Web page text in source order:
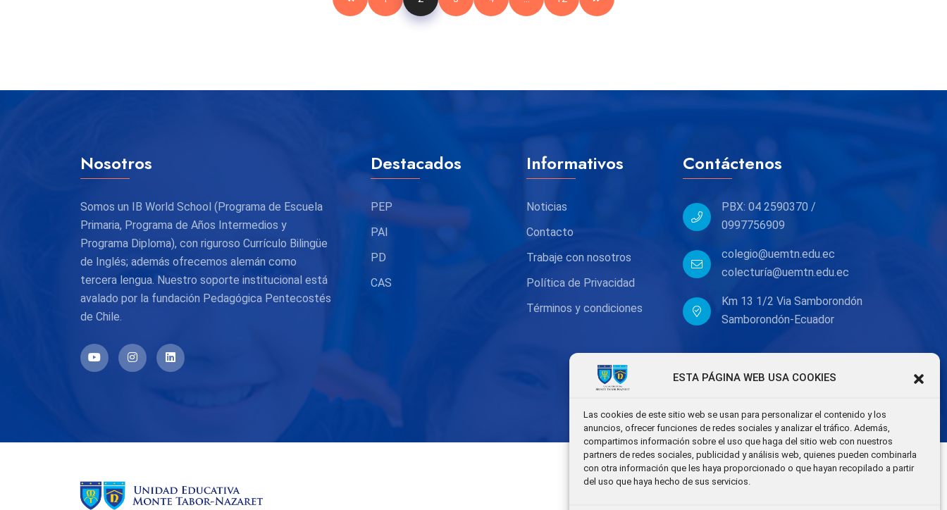
ESTA PÁGINA WEB USA COOKIES
Las cookies de este sitio web se usan para personalizar el contenido y los
anuncios, ofrecer funciones de redes sociales y analizar el tráfico. Además,
compartimos información sobre el uso que haga del sitio web con nuestros
partners de redes sociales, publicidad y análisis web, quienes pueden combinarla
con otra información que les haya proporcionado o que hayan recopilado a partir
del uso que haya hecho de sus servicios.
Nosotros
Somos un IB World School (Programa de Escuela
Primaria, Programa de Años Intermedios y
Programa Diploma), con riguroso Currículo Bilingüe
de Inglés; además ofrecemos alemán como
tercera lengua. Nuestro soporte institucional está
avalado por la fundación Pedagógica Pentecostés
de Chile.
Destacados
PEP
PAI
PD
CAS
Informativos
Noticias
Contacto
Trabaje con nosotros
Política de Privacidad
Términos y condiciones
Contáctenos
PBX: 04 2590370 /
0997756909
colegio@uemtn.edu.ec
colecturía@uemtn.edu.ec
Km 13 1/2 Via Samborondón
Samborondón-Ecuador